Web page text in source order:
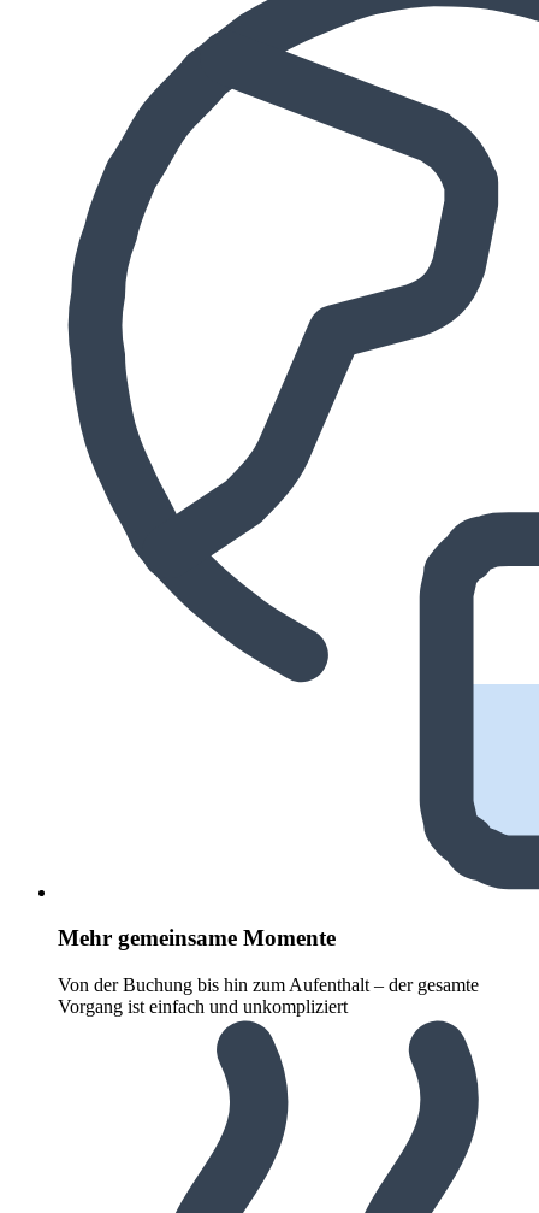
Mehr gemeinsame Momente
Von der Buchung bis hin zum Aufenthalt – der gesamte
Vorgang ist einfach und unkompliziert